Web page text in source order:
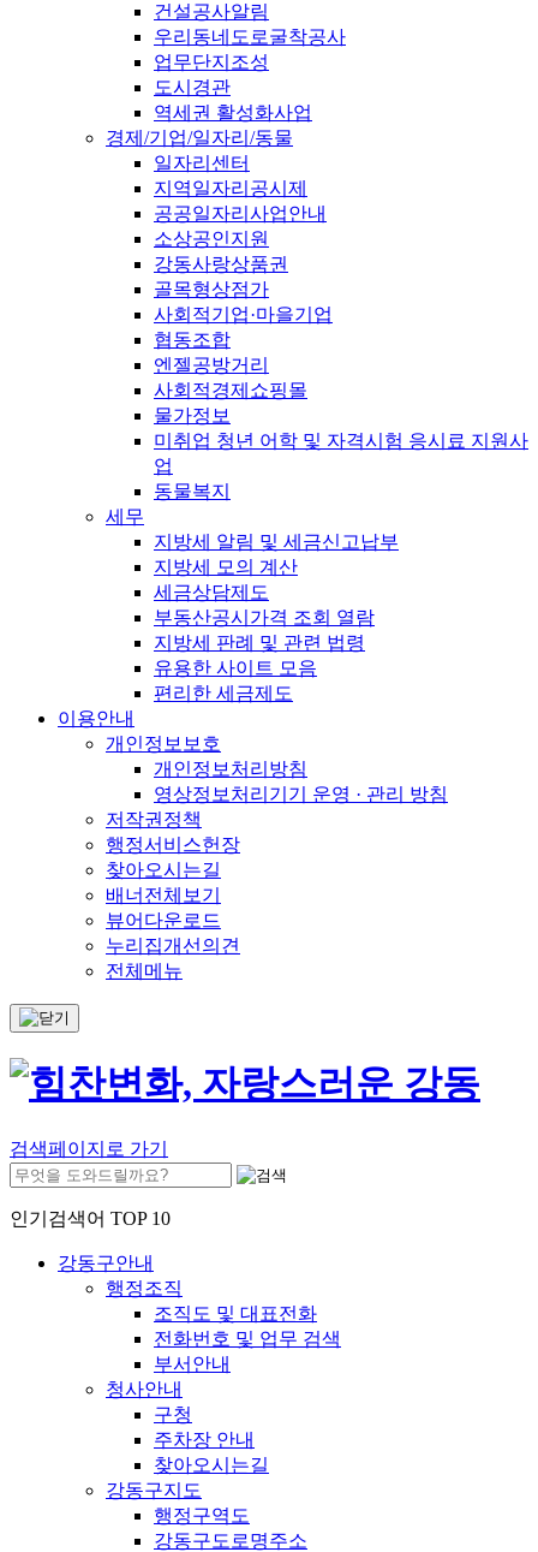
건설공사알림
우리동네도로굴착공사
업무단지조성
도시경관
역세권 활성화사업
경제/기업/일자리/동물
일자리센터
지역일자리공시제
공공일자리사업안내
소상공인지원
강동사랑상품권
골목형상점가
사회적기업·마을기업
협동조합
엔젤공방거리
사회적경제쇼핑몰
물가정보
미취업 청년 어학 및 자격시험 응시료 지원사
업
동물복지
세무
지방세 알림 및 세금신고납부
지방세 모의 계산
세금상담제도
부동산공시가격 조회 열람
지방세 판례 및 관련 법령
유용한 사이트 모음
편리한 세금제도
이용안내
개인정보보호
개인정보처리방침
영상정보처리기기 운영 · 관리 방침
저작권정책
행정서비스헌장
찾아오시는길
배너전체보기
뷰어다운로드
누리집개선의견
전체메뉴
검색페이지로 가기
인기검색어 TOP 10
강동구안내
행정조직
조직도 및 대표전화
전화번호 및 업무 검색
부서안내
청사안내
구청
주차장 안내
찾아오시는길
강동구지도
행정구역도
강동구도로명주소